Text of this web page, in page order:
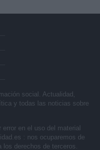
social. Actualidad,
y todas las noticias sobre
en el uso del material
: nos ocuparemos de
los derechos de terceros.